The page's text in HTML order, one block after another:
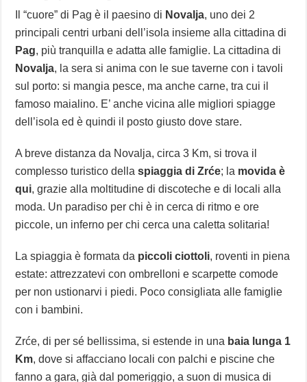
Il “cuore” di Pag è il paesino di Novalja, uno dei 2
principali centri urbani dell’isola insieme alla cittadina di
Pag, più tranquilla e adatta alle famiglie. La cittadina di
Novalja, la sera si anima con le sue taverne con i tavoli
sul porto: si mangia pesce, ma anche carne, tra cui il
famoso maialino. E’ anche vicina alle migliori spiagge
dell’isola ed è quindi il posto giusto dove stare.
A breve distanza da Novalja, circa 3 Km, si trova il
complesso turistico dellaspiaggia di Zrće; la movida è
qui, grazie alla moltitudine di discoteche e di locali alla
moda. Un paradiso per chi è in cerca di ritmo e ore
piccole, un inferno per chi cerca una caletta solitaria!
La spiaggia è formata da piccoli ciottoli, roventi in piena
estate: attrezzatevi con ombrelloni e scarpette comode
per non ustionarvi i piedi. Poco consigliata alle famiglie
con i bambini.
Zrće, di per sé bellissima, si estende in una baia lunga 1
Km, dove si affacciano locali con palchi e piscine che
fanno a gara, già dal pomeriggio, a suon di musica di